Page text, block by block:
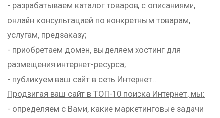
- разрабатываем каталог товаров, с описаниями,
онлайн консультацией по конкретным товарам,
услугам, предзаказу;
- приобретаем домен, выделяем хостинг для
размещения интернет-ресурса;
- публикуем ваш сайт в сеть Интернет..
Продвигая ваш сайт в ТОП-10 поиска Интернет, мы:
- определяем с Вами, какие маркетинговые задачи